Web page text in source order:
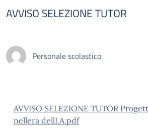
AVVISO SELEZIONE TUTOR
Personale scolastico
AVVISO SELEZIONE TUTOR
nellera dellI.A.pdf